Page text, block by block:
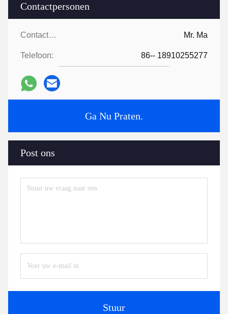
Contactpersonen
Contactpersonen: Mr. Ma
Telefoon: 86-- 18910255277
Ga Nu Praten.
Post ons
Stuur